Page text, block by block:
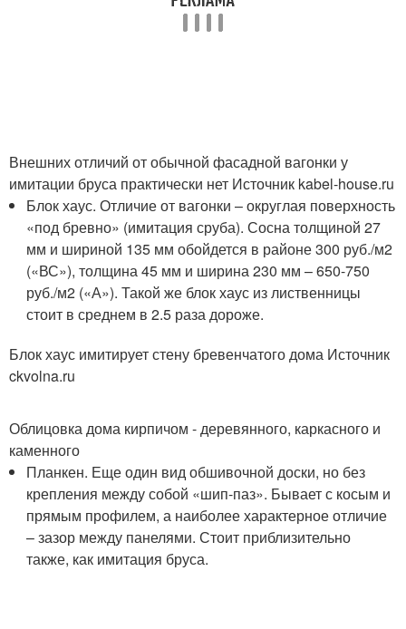
Внешних отличий от обычной фасадной вагонки у
имитации бруса практически нет Источник kabel-house.ru
Блок хаус. Отличие от вагонки – округлая поверхность
«под бревно» (имитация сруба). Сосна толщиной 27
мм и шириной 135 мм обойдется в районе 300 руб./м2
(«ВС»), толщина 45 мм и ширина 230 мм – 650-750
руб./м2 («А»). Такой же блок хаус из лиственницы
стоит в среднем в 2.5 раза дороже.
Блок хаус имитирует стену бревенчатого дома Источник
ckvolna.ru
Облицовка дома кирпичом - деревянного, каркасного и
каменного
Планкен. Еще один вид обшивочной доски, но без
крепления между собой «шип-паз». Бывает с косым и
прямым профилем, а наиболее характерное отличие
– зазор между панелями. Стоит приблизительно
также, как имитация бруса.